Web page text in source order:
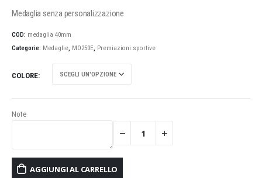
Medaglia senza personalizzazione
COD: medaglia 40mm
Categorie: Medaglie, MO250E, Premiazioni sportive
COLORE
Note
AGGIUNGI AL CARRELLO